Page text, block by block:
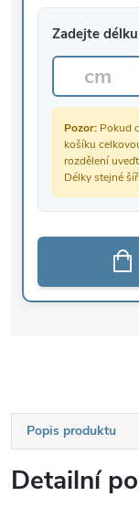
Zadejte
Pozor: Pokud
košíku
rozdělení
Délky stejné
Popis produktu
Detailní